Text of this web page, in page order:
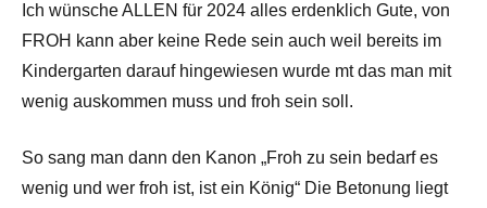
Ich wünsche ALLEN für 2024 alles erdenklich Gute, von
FROH kann aber keine Rede sein auch weil bereits im
Kindergarten darauf hingewiesen wurde mt das man mit
wenig auskommen muss und froh sein soll.
So sang man dann den Kanon „Froh zu sein bedarf es
wenig und wer froh ist, ist ein König“ Die Betonung liegt